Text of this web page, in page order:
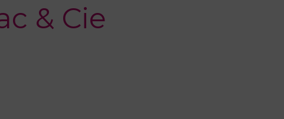
& Cie